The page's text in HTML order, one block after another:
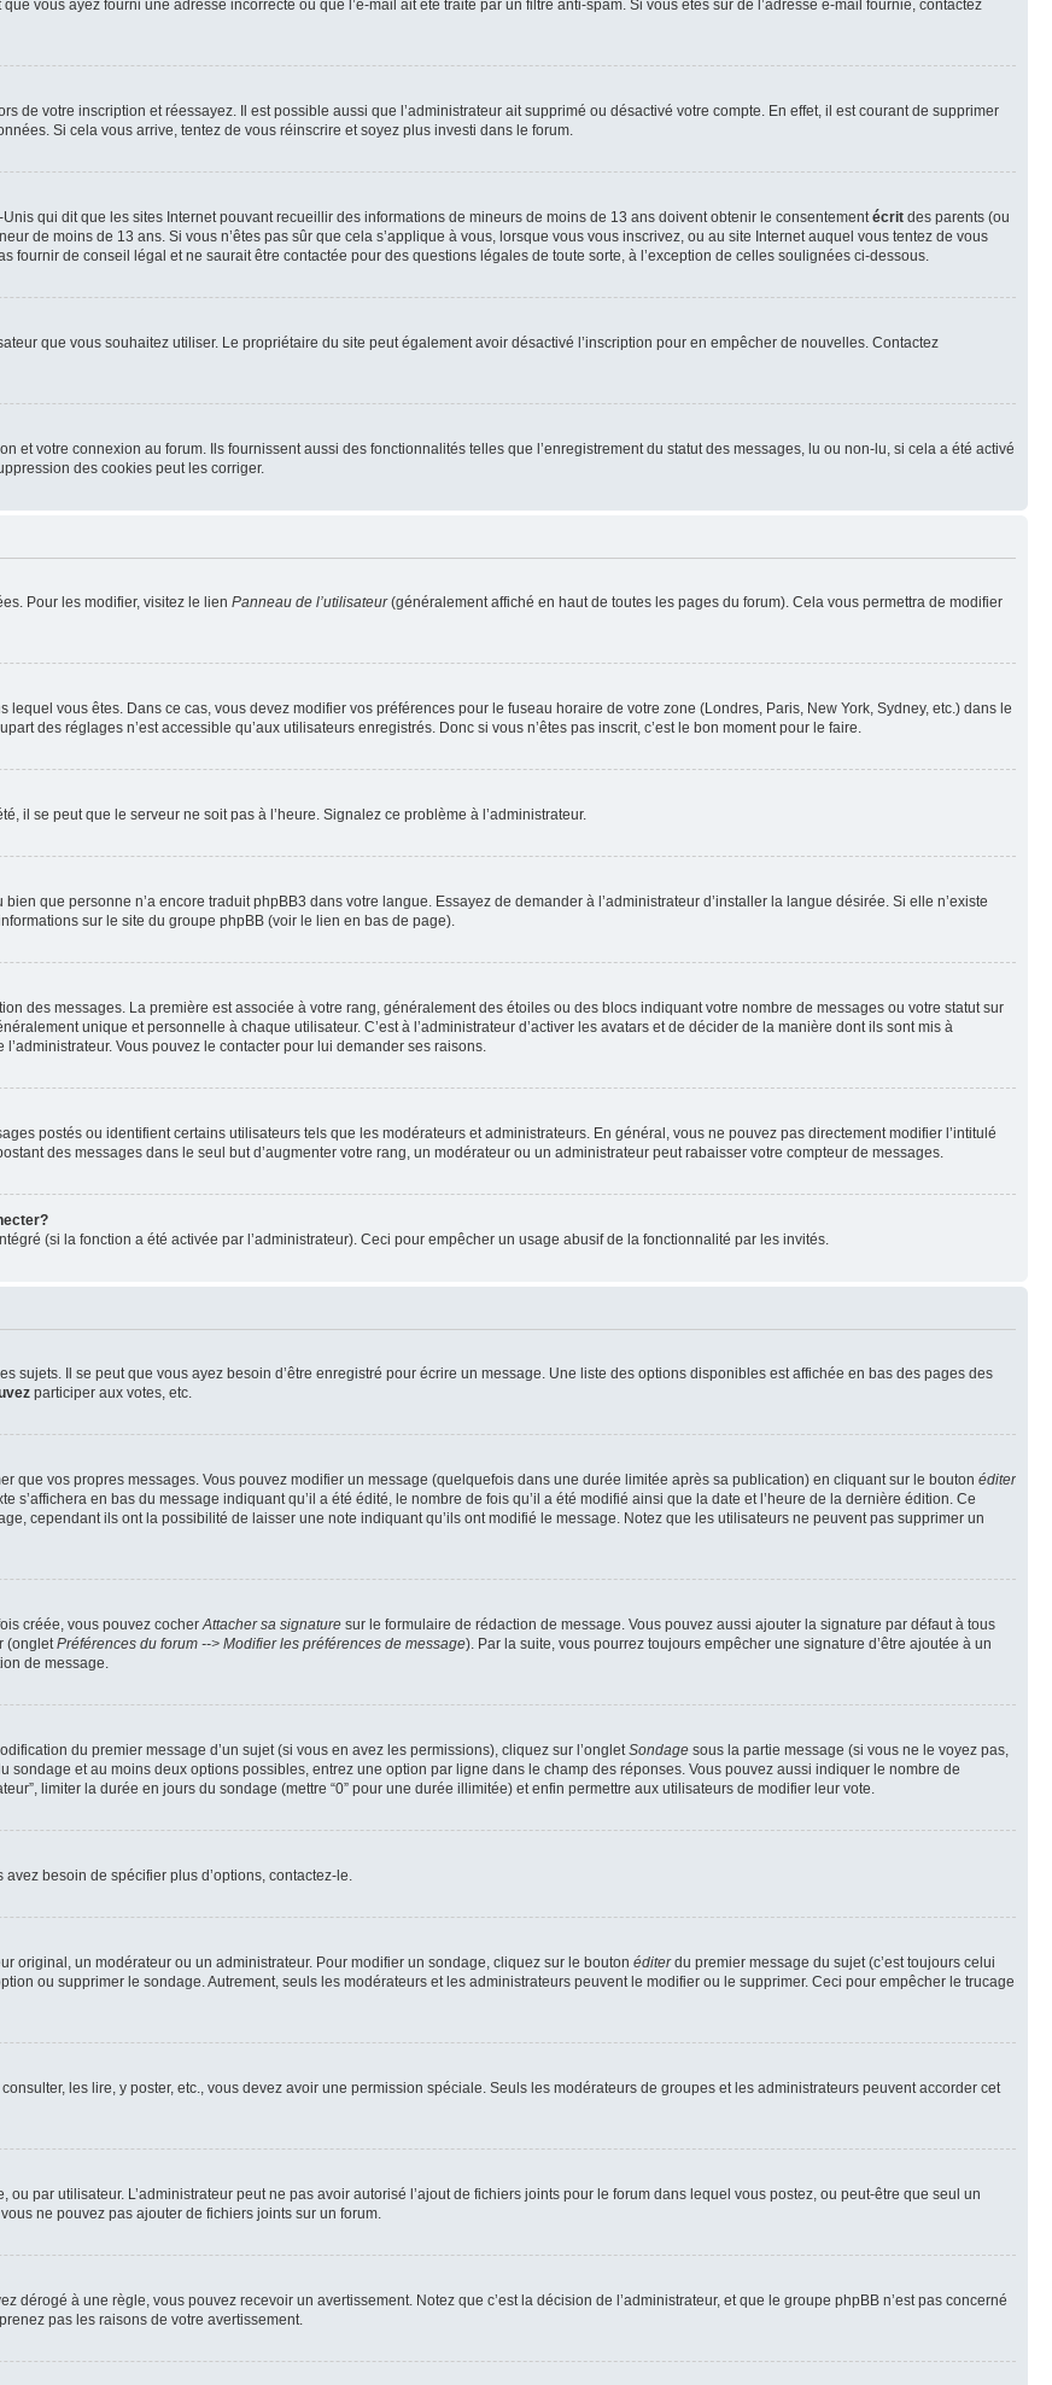
vous ayez fourni une adresse incorrecte ou que l’e-mail ait été traité par un filtre anti-spam. Si vous êtes sûr de l’adresse e-mail fournie, contactez
de votre inscription et réessayez. Il est possible aussi que l’administrateur ait supprimé ou désactivé votre compte. En effet, il est courant de supprimer
Si cela vous arrive, tentez de vous réinscrire et soyez plus investi dans le forum.
qui dit que les sites Internet pouvant recueillir des informations de mineurs de moins de 13 ans doivent obtenir le consentementécrit des parents (ou
de moins de 13 ans. Si vous n’êtes pas sûr que cela s’applique à vous, lorsque vous vous inscrivez, ou au site Internet auquel vous tentez de vous
fournir de conseil légal et ne saurait être contactée pour des questions légales de toute sorte, à l’exception de celles soulignées ci-dessous.
que vous souhaitez utiliser. Le propriétaire du site peut également avoir désactivé l’inscription pour en empêcher de nouvelles. Contactez
et votre connexion au forum. Ils fournissent aussi des fonctionnalités telles que l’enregistrement du statut des messages, lu ou non-lu, si cela a été activé
des cookies peut les corriger.
Pour les modifier, visitez le lien Panneau de l’utilisateur(généralement affiché en haut de toutes les pages du forum). Cela vous permettra de modifier
lequel vous êtes. Dans ce cas, vous devez modifier vos préférences pour le fuseau horaire de votre zone (Londres, Paris, New York, Sydney, etc.) dans le
des réglages n’est accessible qu’aux utilisateurs enregistrés. Donc si vous n’êtes pas inscrit, c’est le bon moment pour le faire.
il se peut que le serveur ne soit pas à l’heure. Signalez ce problème à l’administrateur.
que personne n’a encore traduit phpBB3 dans votre langue. Essayez de demander à l’administrateur d’installer la langue désirée. Si elle n’existe
sur le site du groupe phpBB (voir le lien en bas de page).
des messages. La première est associée à votre rang, généralement des étoiles ou des blocs indiquant votre nombre de messages ou votre statut sur
unique et personnelle à chaque utilisateur. C’est à l’administrateur d’activer les avatars et de décider de la manière dont ils sont mis à
Vous pouvez le contacter pour lui demander ses raisons.
postés ou identifient certains utilisateurs tels que les modérateurs et administrateurs. En général, vous ne pouvez pas directement modifier l’intitulé
des messages dans le seul but d’augmenter votre rang, un modérateur ou un administrateur peut rabaisser votre compteur de messages.
(si la fonction a été activée par l’administrateur). Ceci pour empêcher un usage abusif de la fonctionnalité par les invités.
Il se peut que vous ayez besoin d’être enregistré pour écrire un message. Une liste des options disponibles est affichée en bas des pages des
participer aux votes, etc.
que vos propres messages. Vous pouvez modifier un message (quelquefois dans une durée limitée après sa publication) en cliquant sur le bouton éditer
en bas du message indiquant qu’il a été édité, le nombre de fois qu’il a été modifié ainsi que la date et l’heure de la dernière édition. Ce
cependant ils ont la possibilité de laisser une note indiquant qu’ils ont modifié le message. Notez que les utilisateurs ne peuvent pas supprimer un
créée, vous pouvez cocherAttacher sa signature sur le formulaire de rédaction de message. Vous pouvez aussi ajouter la signature par défaut à tous
(ongletPréférences du forum --> Modifier les préférences de message). Par la suite, vous pourrez toujours empêcher une signature d’être ajoutée à un
de message.
du premier message d’un sujet (si vous en avez les permissions), cliquez sur l’ongletSondage sous la partie message (si vous ne le voyez pas,
sondage et au moins deux options possibles, entrez une option par ligne dans le champ des réponses. Vous pouvez aussi indiquer le nombre de
limiter la durée en jours du sondage (mettre “0” pour une durée illimitée) et enfin permettre aux utilisateurs de modifier leur vote.
besoin de spécifier plus d’options, contactez-le.
original, un modérateur ou un administrateur. Pour modifier un sondage, cliquez sur le bouton éditerdu premier message du sujet (c’est toujours celui
ou supprimer le sondage. Autrement, seuls les modérateurs et les administrateurs peuvent le modifier ou le supprimer. Ceci pour empêcher le trucage
les lire, y poster, etc., vous devez avoir une permission spéciale. Seuls les modérateurs de groupes et les administrateurs peuvent accorder cet
par utilisateur. L’administrateur peut ne pas avoir autorisé l’ajout de fichiers joints pour le forum dans lequel vous postez, ou peut-être que seul un
ne pouvez pas ajouter de fichiers joints sur un forum.
à une règle, vous pouvez recevoir un avertissement. Notez que c’est la décision de l’administrateur, et que le groupe phpBB n’est pas concerné
pas les raisons de votre avertissement.